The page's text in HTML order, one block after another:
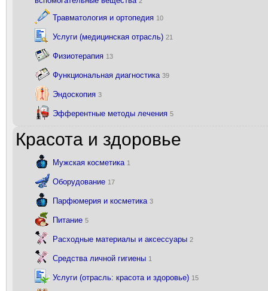
Травматология и ортопедия 10
Услуги (медицинская отрасль) 21
Физиотерапия 13
Функциональная диагностика 39
Эндоскопия 3
Эфферентные методы лечения 5
Красота и здоровье
Мужская косметика 1
Оборудование 17
Парфюмерия и косметика 3
Питание 5
Расходные материалы и аксессуары 2
Средства личной гигиены 1
Услуги (отрасль: красота и здоровье) 15